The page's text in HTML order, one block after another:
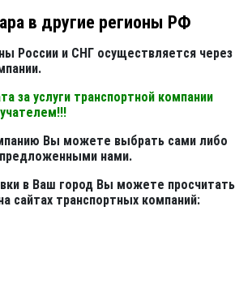
в другие регионы РФ
России и СНГ осуществляется через
за услуги транспортной компании
Вы можете выбрать сами либо
предложенными нами.
в Ваш город Вы можете просчитать
сайтах транспортных компаний: